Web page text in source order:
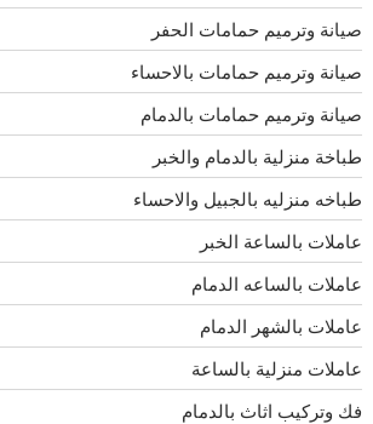
صيانة وترميم حمامات الحفر
صيانة وترميم حمامات بالاحساء
صيانة وترميم حمامات بالدمام
طباخة منزلية بالدمام والخبر
طباخه منزليه بالجبيل والاحساء
عاملات بالساعة الخبر
عاملات بالساعه الدمام
عاملات بالشهر الدمام
عاملات منزلية بالساعة
فك وتركيب اثاث بالدمام